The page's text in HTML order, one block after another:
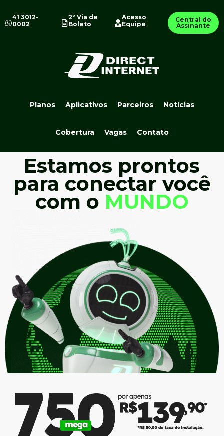
41 3012-
0002
2º Via de
Boleto
Acesso
Equipe
Central do
Assinante
Planos Aplicativos Parceiros Notícias
Cobertura Vagas Contato
Estamos prontos
para conectar você
com o MUNDO